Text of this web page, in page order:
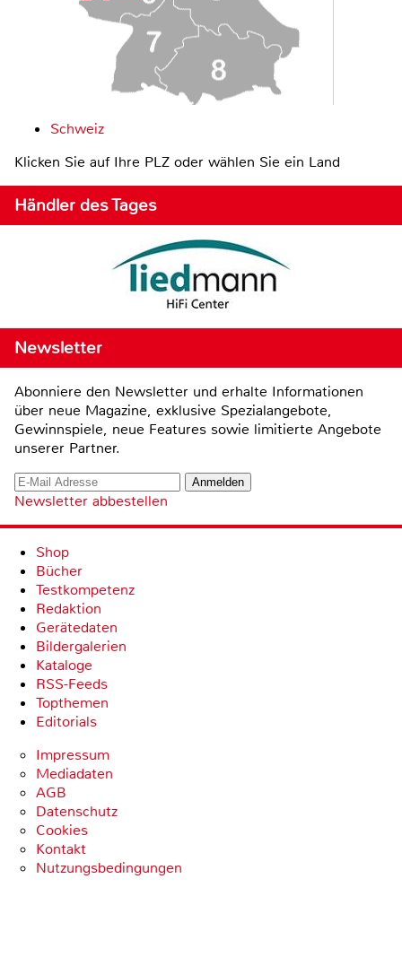
Schweiz
Klicken Sie auf Ihre PLZ oder wählen Sie ein Land
Händler des Tages
Newsletter
Abonniere den Newsletter und erhalte Informationen
über neue Magazine, exklusive Spezialangebote,
Gewinnspiele, neue Features sowie limitierte Angebote
unserer Partner.
Newsletter abbestellen
Shop
Bücher
Testkompetenz
Redaktion
Gerätedaten
Bildergalerien
Kataloge
RSS-Feeds
Topthemen
Editorials
Impressum
Mediadaten
AGB
Datenschutz
Cookies
Kontakt
Nutzungsbedingungen